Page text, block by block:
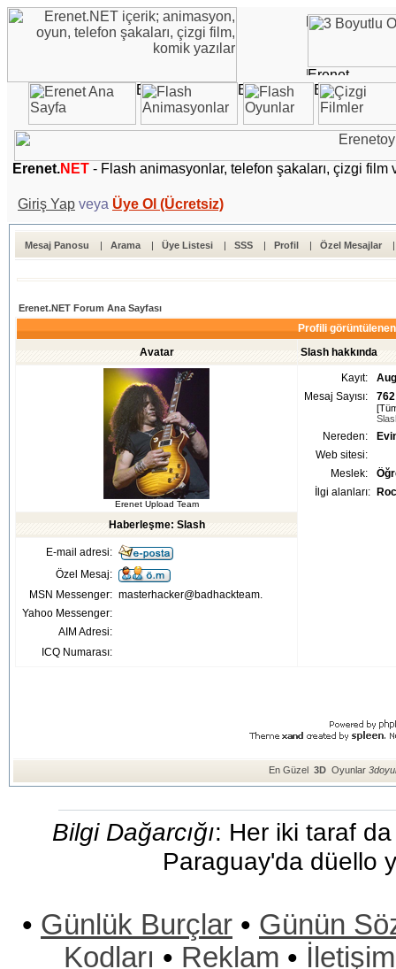
Erenet.NET - Flash animasyonlar, telefon şakaları, çizgi
Giriş Yap veya Üye Ol (Ücretsiz)
Mesaj Panosu | Arama | Üye Listesi | SSS | Profil | Özel Mesajlar
Erenet.NET Forum Ana Sayfası
Profili
Avatar
Slash hakkında
Erenet Upload Team
Kayıt:
Mesaj Sayısı:
762
Nereden:
Web sitesi:
Meslek:
İlgi alanları:
Haberleşme: Slash
E-mail adresi:
Özel Mesaj:
MSN Messenger: masterhacker@badhackteam.
Yahoo Messenger:
AIM Adresi:
ICQ Numarası:
En Güzel 3D Oyunlar
Bilgi Dağarcığı: Her iki taraf
Paraguay'da düello
• Günlük Burçlar • Günün
Kodları • Reklam • İletişim